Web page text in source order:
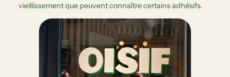
vieillissement que peuvent connaître certains adhésifs.